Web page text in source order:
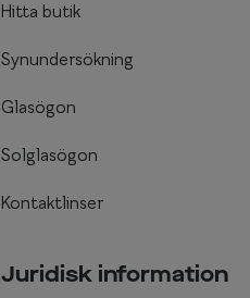
Hitta butik
Synundersökning
Glasögon
Solglasögon
Kontaktlinser
Juridisk information